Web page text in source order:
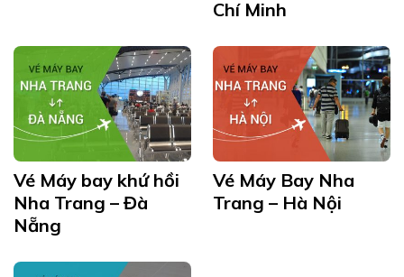
Chí Minh
Vé Máy bay khứ hồi
Nha Trang – Đà
Nẵng
Vé Máy Bay Nha
Trang – Hà Nội